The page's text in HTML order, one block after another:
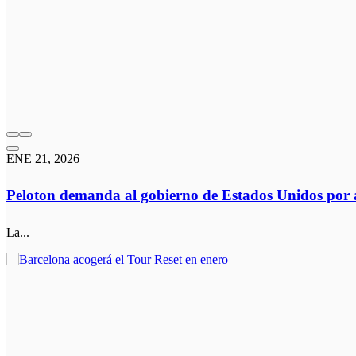
ENE 21, 2026
Peloton demanda al gobierno de Estados Unidos por
La...